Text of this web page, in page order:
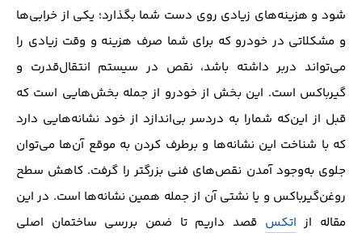
شود و هزینه‌های زیادی روی دست شما بگذارد؛ یکی از خرابی‌ها
و مشکلاتی در خودرو که برای شما صرف هزینه و وقت زیادی را
می‌تواند دربر داشته باشد، نقص در سیستم انتقال‌قدرت و
گیرباکس است. این بخش از خودرو از جمله بخش‌هایی است که
قبل از این‌که شمارا به دردسر بی‌اندازد از خود نشانه‌هایی دارد
که با شناخت این نشانه‌ها و برطرف کردن به موقع آن‌ها می‌توان
جلوی به‌وجود آمدن نقص‌های فنی بزرگتر را گرفت. کاهش سطح
روغن‌گیرباکس و یا نشتی آن از جمله همین نشانه‌ها است. در این
مقاله از اتکس قصد داریم تا ضمن بررسی ساختمان اصلی